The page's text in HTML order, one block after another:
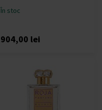
În stoc
904,00 lei